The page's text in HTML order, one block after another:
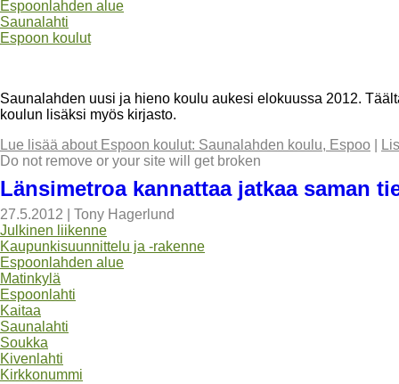
Espoonlahden alue
Saunalahti
Espoon koulut
Saunalahden uusi ja hieno koulu aukesi elokuussa 2012.
koulun lisäksi myös kirjasto.
Lue lisää about Espoon koulut: Saunalahden koulu, Espoo
Do not remove or your site will get broken
Länsimetroa kannattaa jatkaa saman
27.5.2012
Tony Hagerlund
Julkinen liikenne
Kaupunkisuunnittelu ja -rakenne
Espoonlahden alue
Matinkylä
Espoonlahti
Kaitaa
Saunalahti
Soukka
Kivenlahti
Kirkkonummi